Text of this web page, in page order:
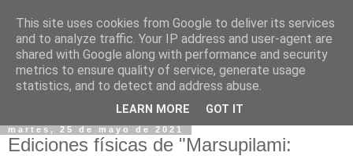
martes, 25 de mayo de 2021
Ediciones físicas de "Marsupilami:
This site uses cookies from Google to deliver its services
and to analyze traffic. Your IP address and user-agent are
shared with Google along with performance and security
metrics to ensure quality of service, generate usage
statistics, and to detect and address abuse.
LEARN MORE GOT IT